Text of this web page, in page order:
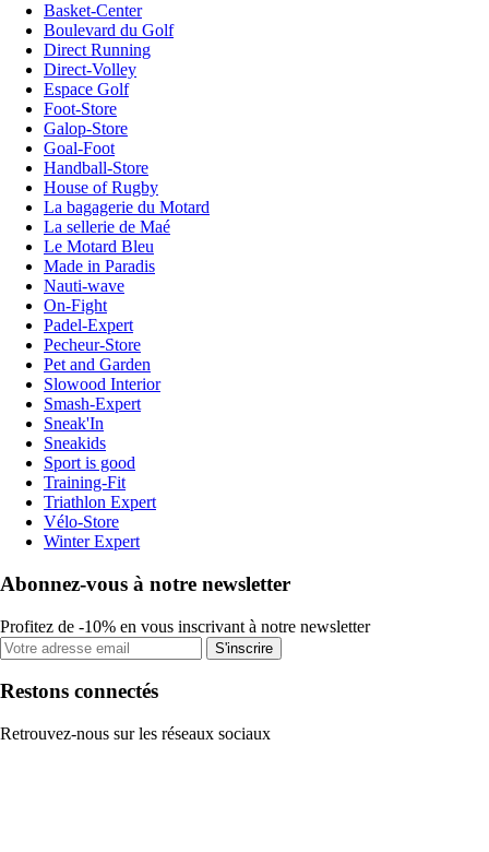
Basket-Center
Boulevard du Golf
Direct Running
Direct-Volley
Espace Golf
Foot-Store
Galop-Store
Goal-Foot
Handball-Store
House of Rugby
La bagagerie du Motard
La sellerie de Maé
Le Motard Bleu
Made in Paradis
Nauti-wave
On-Fight
Padel-Expert
Pecheur-Store
Pet and Garden
Slowood Interior
Smash-Expert
Sneak'In
Sneakids
Sport is good
Training-Fit
Triathlon Expert
Vélo-Store
Winter Expert
Abonnez-vous à notre newsletter
Profitez de -10% en vous inscrivant à notre newsletter
S'inscrire
Restons connectés
Retrouvez-nous sur les réseaux sociaux